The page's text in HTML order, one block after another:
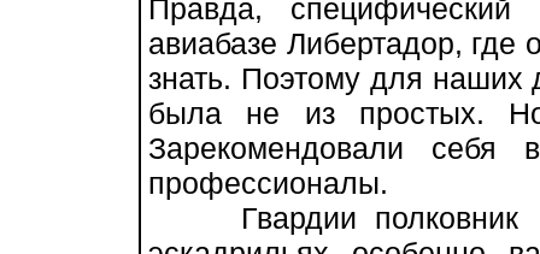
Правда,
авиабазе Либертадор, где
знать. Поэтому для наших
была не из простых.
Зарекомендовали
профессионалы.
Гвардии полковник